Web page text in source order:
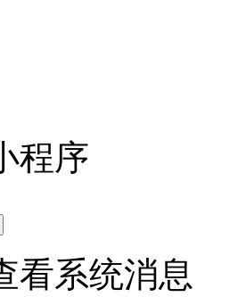
程序
看系统消息